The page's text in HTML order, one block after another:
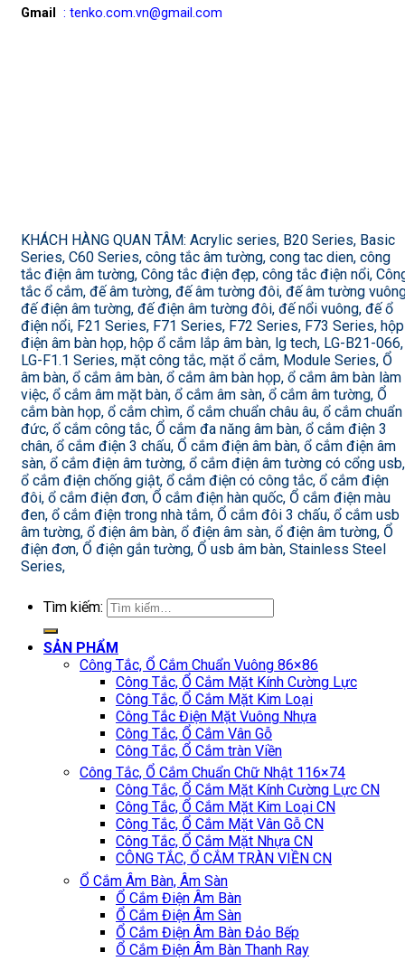
Gmail
: tenko.com.vn@gmail.com
KHÁCH HÀNG QUAN TÂM: Acrylic series, B20 Series, Basic
Series, C60 Series, công tắc âm tường, cong tac dien, công
tắc điện âm tường, Công tắc điện đẹp, công tắc điện nổi,
tắc ổ cắm, đế âm tường, đế âm tường đôi, đế âm tường
đế điện âm tường, đế điện âm tường đôi, đế nổi vuông, đế ổ
điện nổi, F21 Series, F71 Series, F72 Series, F73 Series, hộp
điện âm bàn họp, hộp ổ cắm lắp âm bàn, lg tech, LG-B21-066,
LG-F1.1 Series, mặt công tắc, mặt ổ cắm, Module Series, Ổ
âm bàn, ổ cắm âm bàn, ổ cắm âm bàn họp, ổ cắm âm bàn làm
việc, ổ cắm âm mặt bàn, ổ cắm âm sàn, ổ cắm âm tường, Ổ
cắm bàn họp, ổ cắm chìm, ổ cắm chuẩn châu âu, ổ cắm chuẩn
đức, ổ cắm công tắc, Ổ cắm đa năng âm bàn, ổ cắm điện 3
chân, ổ cắm điện 3 chấu, Ổ cắm điện âm bàn, ổ cắm điện âm
sàn, ổ cắm điện âm tường, ổ cắm điện âm tường có cổng usb,
ổ cắm điện chống giật, ổ cắm điện có công tắc, ổ cắm điện
đôi, ổ cắm điện đơn, Ổ cắm điện hàn quốc, Ổ cắm điện màu
đen, ổ cắm điện trong nhà tắm, Ổ cắm đôi 3 chấu, ổ cắm usb
âm tường, ổ điện âm bàn, ổ điện âm sàn, ổ điện âm tường, Ổ
điện đơn, Ổ điện gắn tường, Ổ usb âm bàn, Stainless Steel
Series,
Tìm kiếm:
SẢN PHẨM
Công Tắc, Ổ Cắm Chuẩn Vuông 86×86
Công Tắc, Ổ Cắm Mặt Kính Cường Lực
Công Tắc, Ổ Cắm Mặt Kim Loại
Công Tắc Điện Mặt Vuông Nhựa
Công Tắc, Ổ Cắm Vân Gỗ
Công Tắc, Ổ Cắm tràn Viền
Công Tắc, Ổ Cắm Chuẩn Chữ Nhật 116×74
Công Tắc, Ổ Cắm Mặt Kính Cường Lực CN
Công Tắc, Ổ Cắm Mặt Kim Loại CN
Công Tắc, Ổ Cắm Mặt Vân Gỗ CN
Công Tắc, Ổ Cắm Mặt Nhựa CN
CÔNG TẮC, Ổ CẮM TRÀN VIỀN CN
Ổ Cắm Âm Bàn, Âm Sàn
Ổ Cắm Điện Âm Bàn
Ổ Cắm Điện Âm Sàn
Ổ Cắm Điện Âm Bàn Đảo Bếp
Ổ Cắm Điện Âm Bàn Thanh Ray